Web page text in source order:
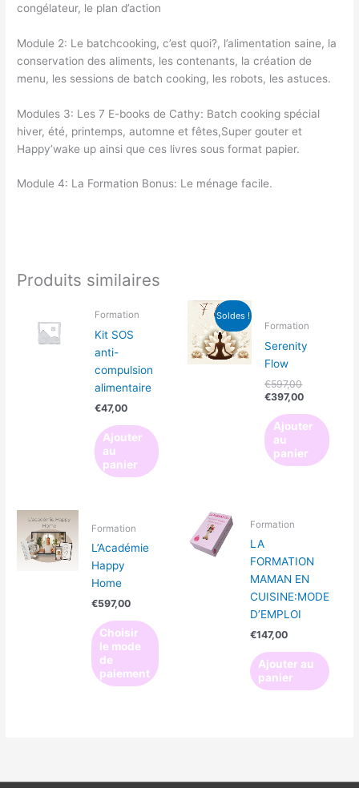
congélateur, le plan d’action
Module 2: Le batchcooking, c’est quoi?, l’alimentation saine, la
conservation des aliments, les contenants, la création de
menu, les sessions de batch cooking, les robots, les astuces.
Modules 3: Les 7 E-books de Cathy: Batch cooking spécial
hiver, été, printemps, automne et fêtes,Super gouter et
Happy’wake up ainsi que ces livres sous format papier.
Module 4: La Formation Bonus: Le ménage facile.
Produits similaires
Formation
Kit SOS
anti-
compulsion
alimentaire
€47,00
Ajouter
au
panier
Soldes !
Formation
Serenity
Flow
€597,00
initial
était :
€397,00
actuel
est :
Ajouter
au
panier
Formation
L’Académie
Happy
Home
€597,00
Choisir
le mode
de
paiement
Formation
LA
FORMATION
MAMAN EN
CUISINE:MODE
D’EMPLOI
€147,00
Ajouter au
panier